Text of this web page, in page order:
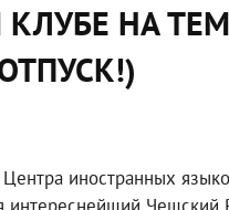
НА
ОТПУСК!)
иностранных